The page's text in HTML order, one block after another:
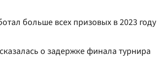
больше всех призовых в 2023 году
о задержке финала турнира